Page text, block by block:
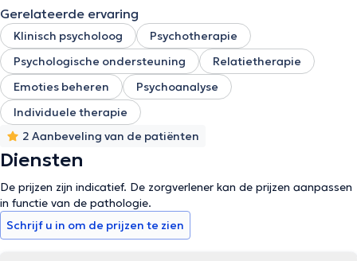
Gerelateerde ervaring
Klinisch psycholoog
Psychotherapie
Psychologische ondersteuning
Relatietherapie
Emoties beheren
Psychoanalyse
Individuele therapie
2 Aanbeveling van de patiënten
Diensten
De prijzen zijn indicatief. De zorgverlener kan de prijzen aanpassen
in functie van de pathologie.
Schrijf u in om de prijzen te zien